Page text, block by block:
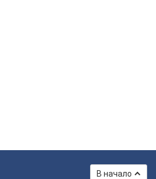
В начало